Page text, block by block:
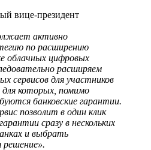
вице-президент
активно
по расширению
облачных цифровых
расширяем
сервисов для участников
для которых, помимо
банковские гарантии.
позволит в один клик
сразу в нескольких
и выбрать
решение».